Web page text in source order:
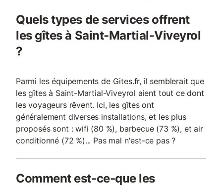
Quels types de services offrent
les gîtes à Saint-Martial-Viveyrol
?
Parmi les équipements de Gites.fr, il semblerait que
les gîtes à Saint-Martial-Viveyrol aient tout ce dont
les voyageurs rêvent. Ici, les gîtes ont
généralement diverses installations, et les plus
proposés sont : wifi (80 %), barbecue (73 %), et air
conditionné (72 %)... Pas mal n'est-ce pas ?
Comment est-ce-que les